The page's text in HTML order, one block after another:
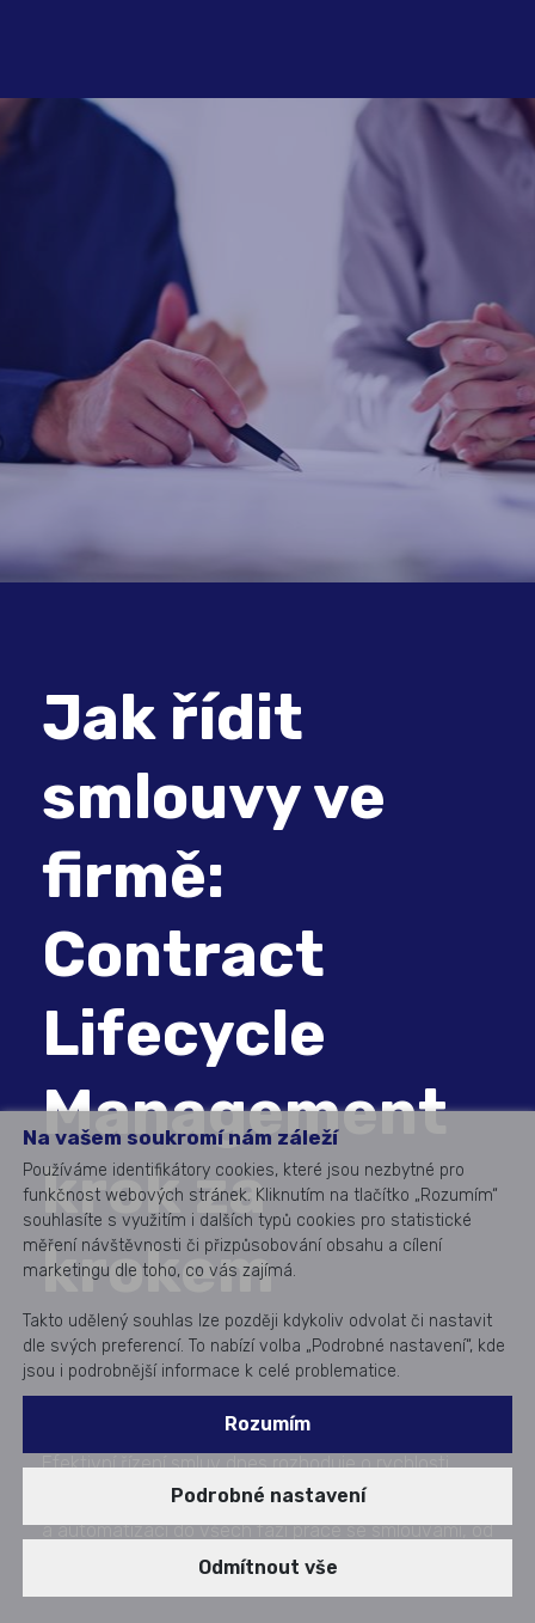
Jak řídit
smlouvy ve
firmě:
Contract
Lifecycle
Management
krok za
krokem
Efektivní řízení smluv dnes rozhoduje o rychlosti
byznysu i míře rizika. CLM přináší strukturu, kontrolu
a automatizaci do všech fází práce se smlouvami, od
jejich vzniku až po ukončení.
Na vašem soukromí nám záleží
Používáme identifikátory cookies, které jsou nezbytné pro
funkčnost webových stránek. Kliknutím na tlačítko „Rozumím“
souhlasíte s využitím i dalších typů cookies pro statistické
měření návštěvnosti či přizpůsobování obsahu a cílení
marketingu dle toho, co vás zajímá.
Takto udělený souhlas lze později kdykoliv odvolat či nastavit
dle svých preferencí. To nabízí volba „Podrobné nastavení“, kde
jsou i podrobnější informace k celé problematice.
Rozumím
Podrobné nastavení
Odmítnout vše